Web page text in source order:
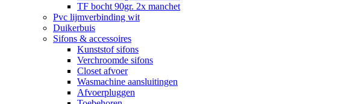
TF bocht 90gr. 2x manchet
Pvc lijmverbinding wit
Duikerbuis
Sifons & accessoires
Kunststof sifons
Verchroomde sifons
Closet afvoer
Wasmachine aansluitingen
Afvoerpluggen